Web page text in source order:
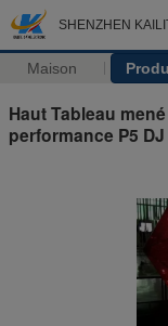
SHENZHEN
Maison
Haut Tableau
performance P5